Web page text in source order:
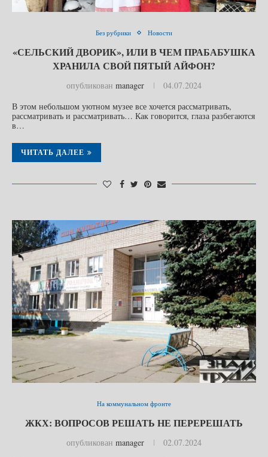
Без рубрики Новости
«СЕЛЬСКИЙ ДВОРИК», ИЛИ В ЧЕМ ПРАБАБУШКА
ХРАНИЛА СВОЙ ПЯТЫЙ АЙФОН?
опубликован manager
04.07.2024
В этом небольшом уютном музее все хочется рассматривать,
рассматривать и рассматривать… Как говорится, глаза разбегаются
в…
ЧИТАТЬ ДАЛЕЕ
На коммунальном фронте
ЖКХ: ВОПРОСОВ РЕШАТЬ НЕ ПЕРЕРЕШАТЬ
опубликован manager
02.07.2024